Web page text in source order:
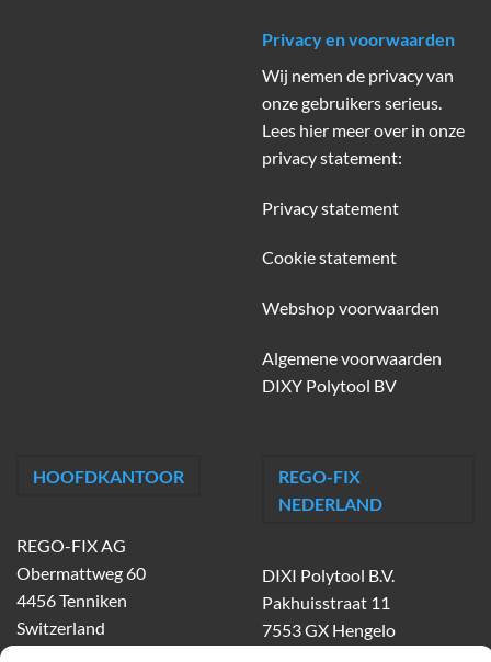
Privacy en voorwaarden
Wij nemen de privacy van
onze gebruikers serieus.
Lees hier meer over in onze
privacy statement:
Privacy statement
Cookie statement
Webshop voorwaarden
Algemene voorwaarden
DIXY Polytool BV
HOOFDKANTOOR
REGO-FIX AG
Obermattweg 60
4456 Tenniken
Switzerland
REGO-FIX
NEDERLAND
DIXI Polytool B.V.
Pakhuisstraat 11
7553 GX Hengelo